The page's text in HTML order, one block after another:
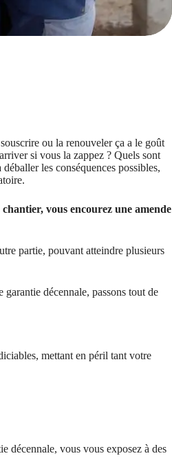
ou la renouveler ça a le goût
si vous la zappez ? Quels sont
les conséquences possibles,
vous encourez une amende
partie, pouvant atteindre plusieurs
décennale, passons tout de
mettant en péril tant votre
décennale, vous vous exposez à des